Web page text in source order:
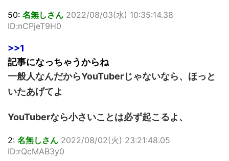
50: 名無しさん 2022/08/03(水) 10:35:14.38
ID:nCPjeT9H0
>>1
記事になっちゃうからね
一般人なんだからYouTuberじゃないなら、ほっと
いたあげてよ
YouTuberなら小さいことは必ず起こるよ、
2: 名無しさん 2022/08/02(火) 23:21:48.05
ID:rQcMAB3y0